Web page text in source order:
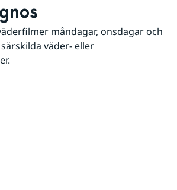
måndagar, onsdagar och
väder- eller